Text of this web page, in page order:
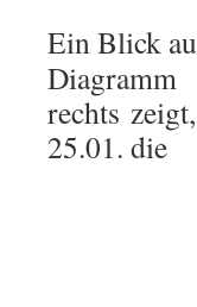
Ein Blick
Diagramm
rechts
25.01. die